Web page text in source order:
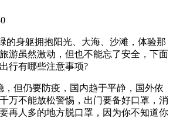
的身躯拥抱阳光、大海、沙滩，体验那
游虽然激动，但也不能忘了安全，下面
行有哪些注意事项?
但仍要防疫，国内趋于平静，国外依
万不能放松警惕，出门要备好口罩，消
再人多的地方脱口罩，因为你不知道你